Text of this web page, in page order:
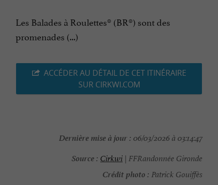
Les Balades à Roulettes® (BR®) sont des
promenades (...)
ACCÉDER AU DÉTAIL DE CET ITINÉRAIRE
SUR CIRKWI.COM
Dernière mise à jour : 06/03/2026 à 03:14:47
Source : Cirkwi | FFRandonnée Gironde
Crédit photo : Patrick Gouiffès